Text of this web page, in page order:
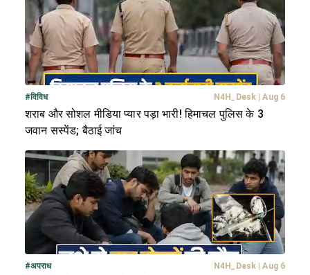
#विविध N4H_Desk | Aug 6
शराब और सोशल मीडिया प्यार पड़ा भारी! हिमाचल पुलिस के 3
जवान सस्पेंड; बैठाई जांच
#अपराध N4H_Desk | Aug 6